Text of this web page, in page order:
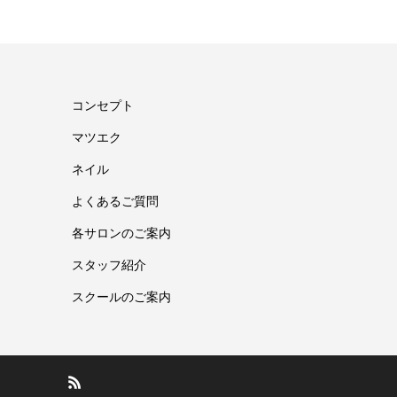
コンセプト
マツエク
ネイル
よくあるご質問
各サロンのご案内
スタッフ紹介
スクールのご案内